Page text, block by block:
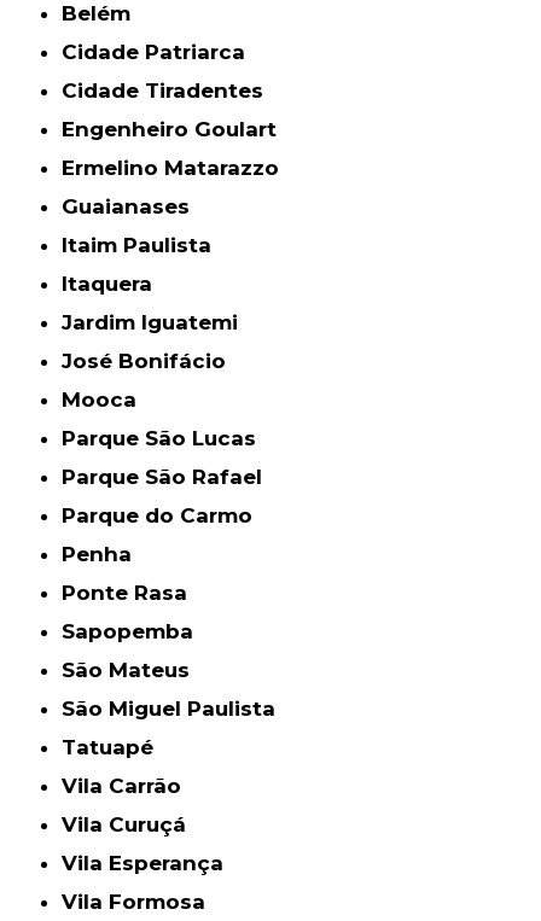
Belém
Cidade Patriarca
Cidade Tiradentes
Engenheiro Goulart
Ermelino Matarazzo
Guaianases
Itaim Paulista
Itaquera
Jardim Iguatemi
José Bonifácio
Mooca
Parque São Lucas
Parque São Rafael
Parque do Carmo
Penha
Ponte Rasa
Sapopemba
São Mateus
São Miguel Paulista
Tatuapé
Vila Carrão
Vila Curuçá
Vila Esperança
Vila Formosa